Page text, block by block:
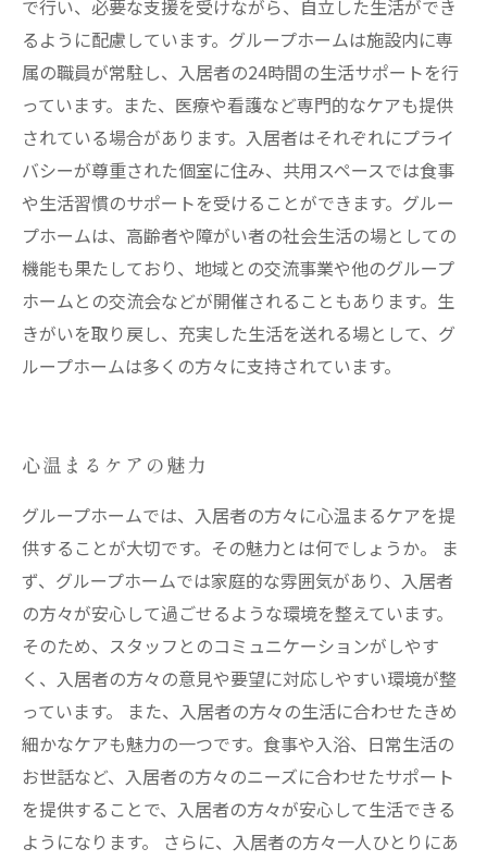
で行い、必要な支援を受けながら、自立した生活ができ
るように配慮しています。グループホームは施設内に専
属の職員が常駐し、入居者の24時間の生活サポートを行
っています。また、医療や看護など専門的なケアも提供
されている場合があります。入居者はそれぞれにプライ
バシーが尊重された個室に住み、共用スペースでは食事
や生活習慣のサポートを受けることができます。グルー
プホームは、高齢者や障がい者の社会生活の場としての
機能も果たしており、地域との交流事業や他のグループ
ホームとの交流会などが開催されることもあります。生
きがいを取り戻し、充実した生活を送れる場として、グ
ループホームは多くの方々に支持されています。
心温まるケアの魅力
グループホームでは、入居者の方々に心温まるケアを提
供することが大切です。その魅力とは何でしょうか。 ま
ず、グループホームでは家庭的な雰囲気があり、入居者
の方々が安心して過ごせるような環境を整えています。
そのため、スタッフとのコミュニケーションがしやす
く、入居者の方々の意見や要望に対応しやすい環境が整
っています。 また、入居者の方々の生活に合わせたきめ
細かなケアも魅力の一つです。食事や入浴、日常生活の
お世話など、入居者の方々のニーズに合わせたサポート
を提供することで、入居者の方々が安心して生活できる
ようになります。 さらに、入居者の方々一人ひとりにあ